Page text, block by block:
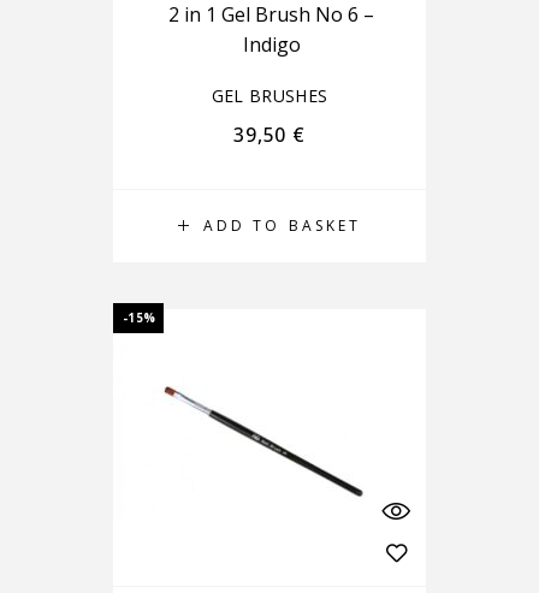
ADD TO BASKET
2 in 1 Gel Brush No 6 –
Indigo
GEL BRUSHES
39,50 €
-15%